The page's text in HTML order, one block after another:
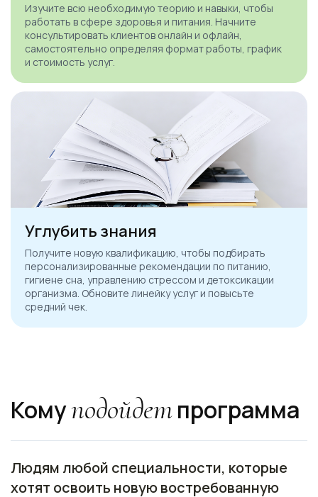
Изучите всю необходимую теорию и навыки, чтобы
работать в сфере здоровья и питания. Начните
консультировать клиентов онлайн и офлайн,
самостоятельно определяя формат работы, график
и стоимость услуг.
Углубить знания
Получите новую квалификацию, чтобы подбирать
персонализированные рекомендации по питанию,
гигиене сна, управлению стрессом и детоксикации
организма. Обновите линейку услуг и повысьте
средний чек.
Комуподойдетпрограмма
Людям любой специальности, которые
хотят освоить новую востребованную